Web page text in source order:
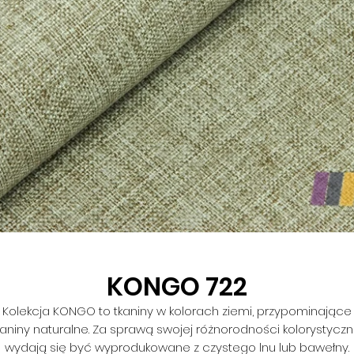
KONGO 722
Kolekcja KONGO to tkaniny w kolorach ziemi, przypominające
naturalne. Za sprawą swojej różnorodności
wydają się być wyprodukowane z czystego lnu lub bawełny.